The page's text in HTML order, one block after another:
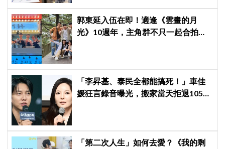
郭東延入伍在即！適逢《雲畫的月
光》10週年，主角群不只一起合拍畫
「李昇基、泰民全都能搞死！」車佳
媛狂言錄音曝光，搬家當天拒退105億
「第二次人生」如何去愛？《我的剩